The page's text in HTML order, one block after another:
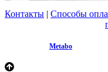
Контакты | Способы
Metabo